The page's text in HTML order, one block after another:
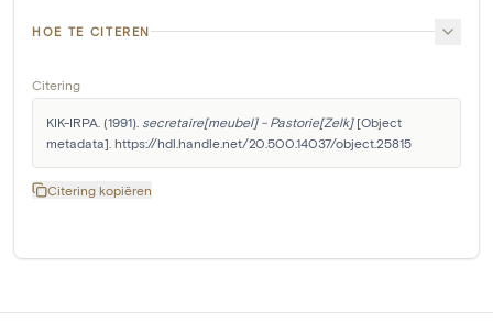
HOE TE CITEREN
Citering
KIK-IRPA. (1991). secretaire[meubel] - Pastorie[Zelk] [Object
metadata]. https://hdl.handle.net/20.500.14037/object.25815
Citering kopiëren